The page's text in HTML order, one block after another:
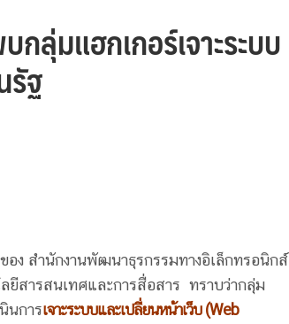
ลุ่มแฮกเกอร์เจาะระบบ
รัฐ
ของ สำนักงานพัฒนาธุรกรรมทางอิเล็กทรอนิกส์
ยีสารสนเทศและการสื่อสาร ทราบว่ากลุ่ม
นการเจาะระบบและเปลี่ยนหน้าเว็บ (Web